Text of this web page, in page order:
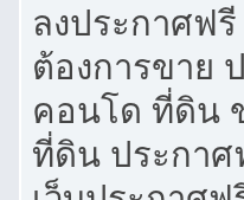
ลงประกาศฟ
ต้องการขาย
คอนโด ที่ดิน
ที่ดิน ประกา